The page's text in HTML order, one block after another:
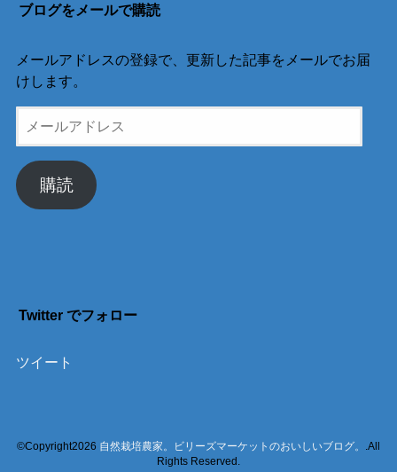
ブログをメールで購読
メールアドレスの登録で、更新した記事をメールでお届
けします。
ー
ア
ド
購読
Twitter でフォロー
ツイート
©Copyright2026 自然栽培農家。ビリーズマーケットのおいしいブログ。
.All
Rights Reserved.